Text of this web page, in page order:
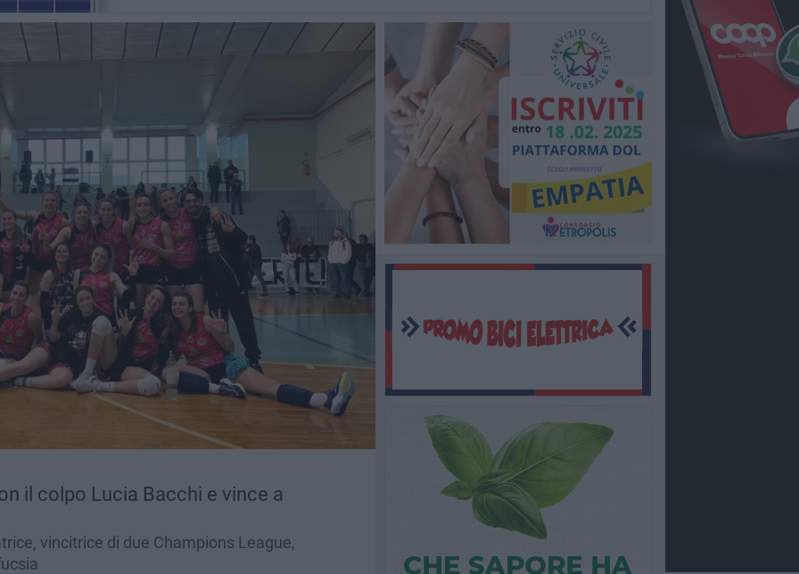
il colpo Lucia Bacchi e vince a
vincitrice di due Champions League,